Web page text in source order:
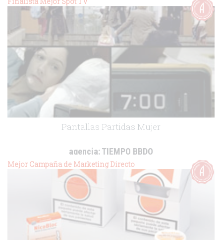
Pantallas Partidas Mujer
agencia:TIEMPO BBDO
cliente:Bayer Healthcare
Mejor Campaña de Marketing Directo